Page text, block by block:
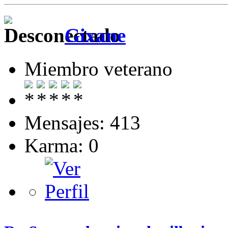
Gixane
Miembro veterano
Mensajes: 413
Karma: 0